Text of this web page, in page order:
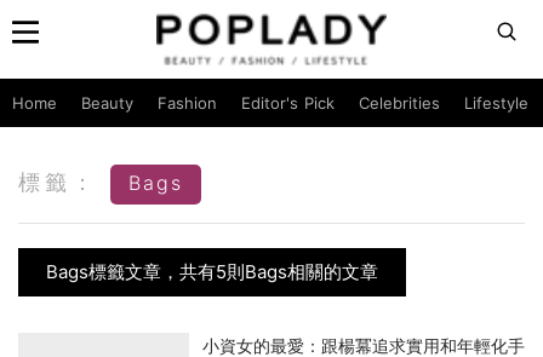
Home Beauty Fashion Editor's Pick Celebrities Lifestyle
標籤： Bags
Bags標籤文章，共有5則Bags相關的文章
小資女的最愛：跟楊冪追求實用和年輕化手